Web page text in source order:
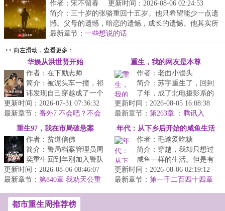
作者：宋不留春
更新时间：2026-08-06 02:24:53
简介：三十岁的张骆重回十五岁。他只希望能少一点遗
憾。父母的遗憾，暗恋的遗憾，成长的遗憾。他其实所
求...
最新章节： 一些想说的话
<< 向左滑动，查看更多：
华娱从洪世贤开始
作者：在下励志师
简介：被泥头车一撞，祁
讳发现自己穿越成了一个
清澈愚蠢的北电毕业生，
这让他打起了退堂鼓。娱
乐圈好难混...
更新时间：2026-07-31 07:36:32
最新章节： 番外7 不会吧？不会
没有富婆养吧？
重生，我的网友是本尊
作者：老面小馒头
简介：苏宇重生了，回到
了年，成了北电摄影系的
新生。上一世他当网红翻
车了，这辈子只想躺平；
炒炒房、买...
更新时间：2026-08-05 16:08:38
最新章节： 第263章 ：腾讯入
股、不要脸
重生97，我在市局破悬案
作者：贫道信佛
简介：警局档案管理员周
奕重生回到年刚加入警队
的时候。碎尸案、纵火
案、枪击案……前世无聊
更新时间：2026-08-06 08:46:07
最新章节： 第840章 我劝天公重
年代：从下乡后开始的咸鱼生活
作者：毛遂爱吃糖
简介：穿越，我却只想过
咸鱼一样的生活。但是有
些事情是躲不掉的，有些
人同样是挡不住的。...
更新时间：2026-08-06 02:19:12
最新章节： 第一千二百四十四章
都市重生周推荐榜